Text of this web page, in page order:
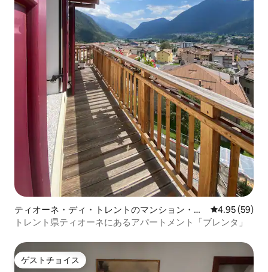
ティオーネ・ディ・トレントのマンション・ア
パート
レビュー59
4.95 (59)
トレント県ティオーネにあるアパートメント「ブレンタ」
ゲストチョイス
ゲストチョイス